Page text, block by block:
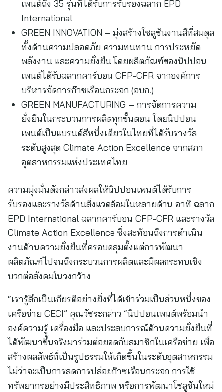
เพนต์ถึง 35 รุ่นที่ได้รับการรับรองฉลาก EPD
International
GREEN INNOVATION – มุ่งสร้างโซลูชันงานสีที่สมดุล
ทั้งด้านความปลอดภัย ความทนทาน การประหยัด
พลังงาน และความยั่งยืน โดยผลิตภัณฑ์ของนิปปอน
เพนต์ได้รับฉลากคาร์บอน CFP-CFR จากองค์การ
บริหารจัดการก๊าซเรือนกระจก (อบก.)
GREEN MANUFACTURING – การจัดการความ
ยั่งยืนในกระบวนการผลิตทุกขั้นตอน โดยนิปปอน
เพนต์เป็นแบรนด์สีหนึ่งเดียวในไทยที่ได้รับรางวัล
ระดับสูงสุด Climate Action Excellence จากสภา
อุตสาหกรรมแห่งประเทศไทย
ความมุ่งมั่นดังกล่าวส่งผลให้นิปปอนเพนต์ได้รับการ
รับรองและรางวัลด้านสิ่งแวดล้อมในหลายด้าน อาทิ ฉลาก
EPD International ฉลากคาร์บอน CFP-CFR และรางวัล
Climate Action Excellence ซึ่งสะท้อนถึงการดำเนิน
งานด้านความยั่งยืนที่ครอบคลุมตั้งแต่การพัฒนา
ผลิตภัณฑ์ไปจนถึงกระบวนการผลิตและมีผลกระทบเชิง
บวกต่อสังคมในวงกว้าง
“เรารู้สึกเป็นเกียรติอย่างยิ่งที่ได้เข้าร่วมเป็นส่วนหนึ่งของ
เครือข่าย CECI” คุณวัชระกล่าว “นิปปอนเพนต์พร้อมนำ
องค์ความรู้ เครื่องมือ และประสบการณ์ด้านความยั่งยืนที่
ได้พัฒนาขึ้นจริงมาร่วมต่อยอดกับสมาชิกในเครือข่าย เพื่อ
สร้างผลลัพธ์ที่เป็นรูปธรรมให้เกิดขึ้นในระดับอุตสาหกรรม
ไม่ว่าจะเป็นการลดการปล่อยก๊าซเรือนกระจก การใช้
ทรัพยากรอย่างมีประสิทธิภาพ หรือการพัฒนาโซลูชันใหม่